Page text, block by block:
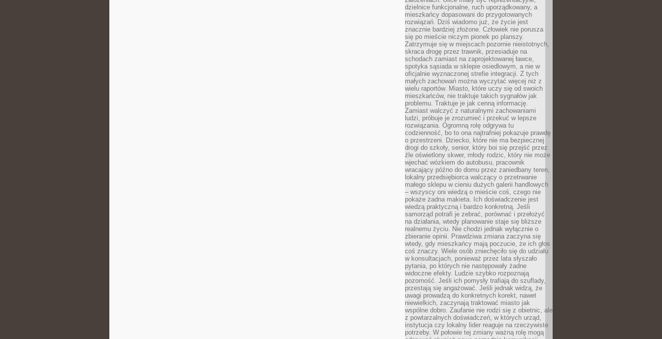
dzielnice funkcjonalne, ruch uporządkowany, a
mieszkańcy dopasowani do przygotowanych
rozwiązań. Dziś wiadomo już, że życie jest
znacznie bardziej złożone. Człowiek nie porusza
się po mieście niczym pionek po planszy.
Zatrzymuje się w miejscach pozornie nieistotnych,
skraca drogę przez trawnik, przesiaduje na
schodach zamiast na zaprojektowanej ławce,
spotyka sąsiada w sklepie osiedlowym, a nie w
oficjalnie wyznaczonej strefie integracji. Z tych
małych zachowań można wyczytać więcej niż z
wielu raportów. Miasto, które uczy się od swoich
mieszkańców, nie traktuje takich sygnałów jak
problemu. Traktuje je jak cenną informację.
Zamiast walczyć z naturalnymi zachowaniami
ludzi, próbuje je zrozumieć i przekuć w lepsze
rozwiązania. Ogromną rolę odgrywa tu
codzienność, bo to ona najtrafniej pokazuje prawdę
o przestrzeni. Dziecko, które nie ma bezpiecznej
drogi do szkoły, senior, który boi się przejść przez
źle oświetlony skwer, młody rodzic, który nie może
wjechać wózkiem do autobusu, pracownik
wracający późno do domu przez zaniedbany teren,
lokalny przedsiębiorca walczący o przetrwanie
małego sklepu w cieniu dużych galerii handlowych
– wszyscy oni wiedzą o mieście coś, czego nie
pokaże żadna makieta. Ich doświadczenie jest
wiedzą praktyczną i bardzo konkretną. Jeśli
samorząd potrafi je zebrać, porównać i przełożyć
na działania, wtedy planowanie staje się bliższe
realnemu życiu. Nie chodzi jednak wyłącznie o
zbieranie opinii. Prawdziwa zmiana zaczyna się
wtedy, gdy mieszkańcy mają poczucie, że ich głos
coś znaczy. Wiele osób zniechęciło się do udziału
w konsultacjach, ponieważ przez lata słyszało
pytania, po których nie następowały żadne
widoczne efekty. Ludzie szybko rozpoznają
pozorność. Jeśli ich pomysły trafiają do szuflady,
przestają się angażować. Jeśli jednak widzą, że
uwagi prowadzą do konkretnych korekt, nawet
niewielkich, zaczynają traktować miasto jak
wspólne dobro. Zaufanie nie rodzi się z obietnic, ale
z powtarzalnych doświadczeń, w których urząd,
instytucja czy lokalny lider reaguje na rzeczywiste
potrzeby. W połowie tej zmiany ważną rolę mogą